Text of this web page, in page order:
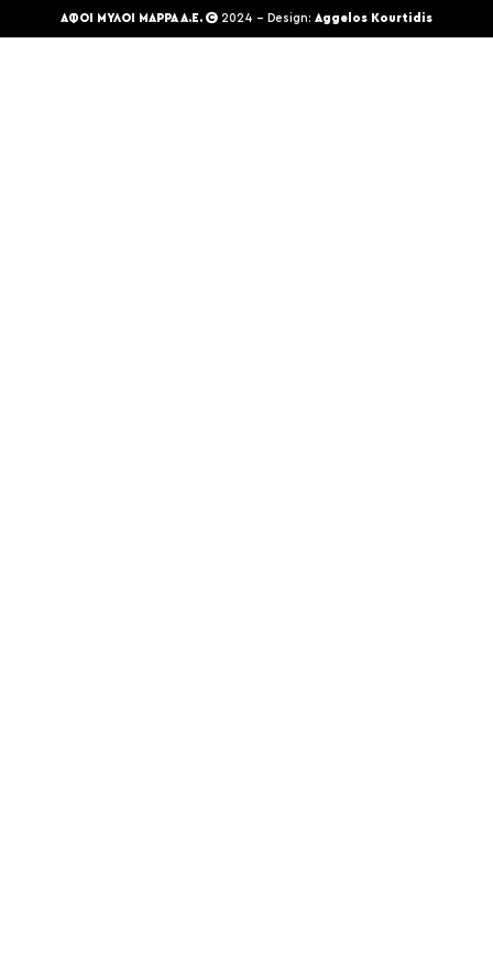
ΑΦΟΙ ΜΥΛΟΙ ΜΑΡΡΑ Α.Ε. 2024 - Design: Aggelos Kourtidis